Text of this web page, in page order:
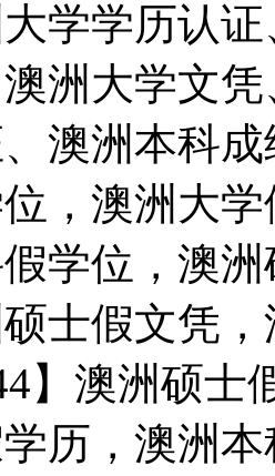
学学历认
洲大学文
澳洲本科
，澳洲大
学位，澳
士假文凭
】澳洲硕
历，澳洲